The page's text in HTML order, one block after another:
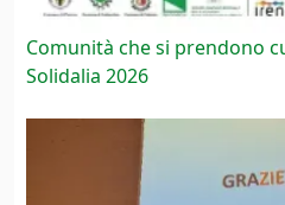
Comunità che si prendono
Solidalia 2026